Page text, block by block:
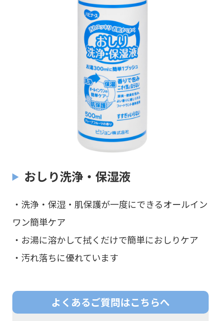
おしり洗浄・保湿液
・洗浄・保湿・肌保護が一度にできるオールイン
ワン簡単ケア
・お湯に溶かして拭くだけで簡単におしりケア
・汚れ落ちに優れています
よくあるご質問はこちらへ